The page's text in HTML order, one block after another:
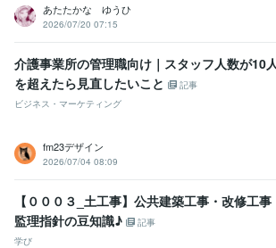
あたたかな ゆうひ
2026/07/20 07:15
介護事業所の管理職向け｜スタッフ人数が10人
を超えたら見直したいこと
記事
ビジネス・マーケティング
fm23デザイン
2026/07/04 08:09
【０００３_土工事】公共建築工事・改修工事
監理指針の豆知識♪
記事
学び